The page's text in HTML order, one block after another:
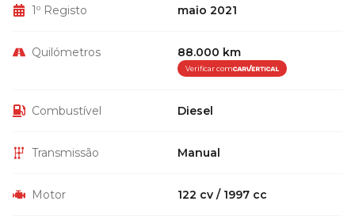
1º Registo maio 2021
Quilómetros 88.000 km
Verificar com
Combustível Diesel
Transmissão Manual
Motor 122 cv / 1997 cc